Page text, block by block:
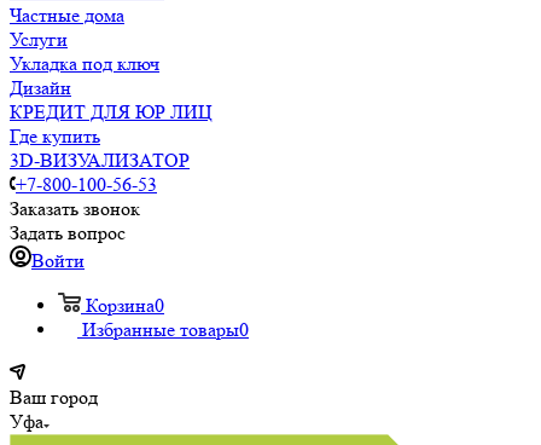
Частные дома
Услуги
Укладка под ключ
Дизайн
КРЕДИТ ДЛЯ ЮР ЛИЦ
Где купить
3D-ВИЗУАЛИЗАТОР
+7-800-100-56-53
Заказать звонок
Задать вопрос
Войти
Корзина0
Избранные товары0
Ваш город
Уфа